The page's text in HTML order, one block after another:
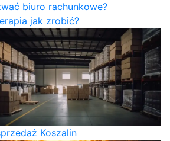
biuro rachunkowe?
jak zrobić?
Koszalin